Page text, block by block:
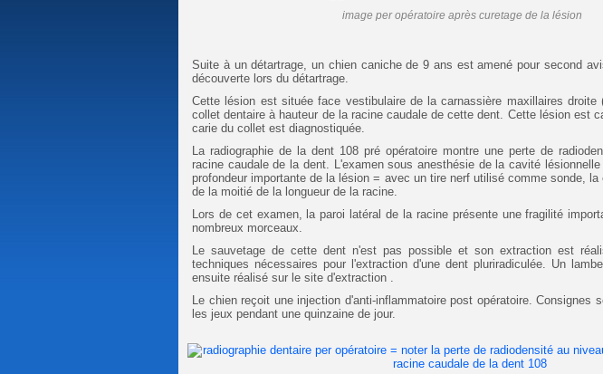
image per opératoire après curetage de la lésion
Suite à un détartrage, un chien caniche de 9 ans est amené pour second
découverte lors du détartrage.
Cette lésion est située face vestibulaire de la carnassière maxillaires droite
collet dentaire à hauteur de la racine caudale de cette dent. Cette lésion est
carie du collet est diagnostiquée.
La radiographie de la dent 108 pré opératoire montre une perte de
racine caudale de la dent. L'examen sous anesthésie de la cavité
profondeur importante de la lésion = avec un tire nerf utilisé comme sonde,
de la moitié de la longueur de la racine.
Lors de cet examen, la paroi latéral de la racine présente une fragilité
nombreux morceaux.
Le sauvetage de cette dent n'est pas possible et son extraction est
techniques nécessaires pour l'extraction d'une dent pluriradiculée. Un
ensuite réalisé sur le site d'extraction .
Le chien reçoit une injection d'anti-inflammatoire post opératoire. Consignes
les jeux pendant une quinzaine de jour.